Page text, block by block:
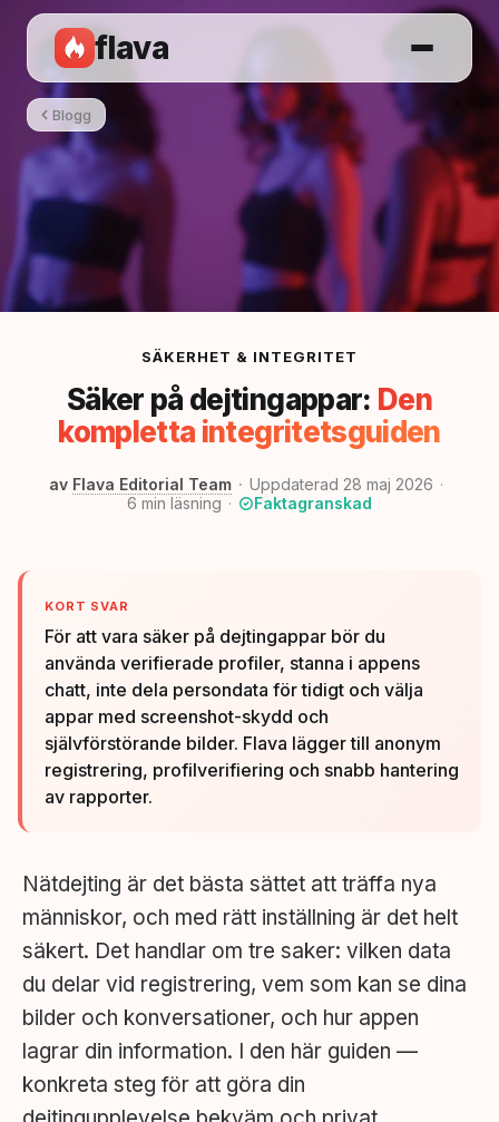
Blogg
flava
SÄKERHET & INTEGRITET
Säker på dejtingappar: Den
kompletta integritetsguiden
av Flava Editorial Team
Uppdaterad 28 maj 2026
6 min läsning Faktagranskad
KORT SVAR
För att vara säker på dejtingappar bör du
använda verifierade profiler, stanna i appens
chatt, inte dela persondata för tidigt och välja
appar med screenshot-skydd och
självförstörande bilder. Flava lägger till anonym
registrering, profilverifiering och snabb hantering
av rapporter.
Nätdejting är det bästa sättet att träffa nya
människor, och med rätt inställning är det helt
säkert. Det handlar om tre saker: vilken data
du delar vid registrering, vem som kan se dina
bilder och konversationer, och hur appen
lagrar din information. I den här guiden —
konkreta steg för att göra din